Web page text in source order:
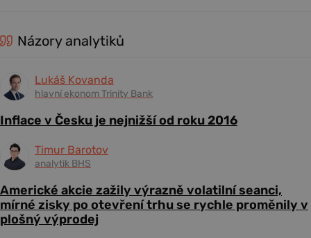
Názory analytiků
Lukáš Kovanda
hlavní ekonom Trinity Bank
Inflace v Česku je nejnižší od roku 2016
Timur Barotov
analytik BHS
Americké akcie zažily výrazně volatilní seanci,
mírné zisky po otevření trhu se rychle proměnily v
plošný výprodej